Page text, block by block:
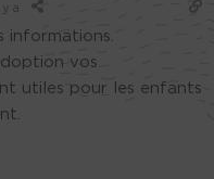
a
informations.
vos
utiles pour les enfants